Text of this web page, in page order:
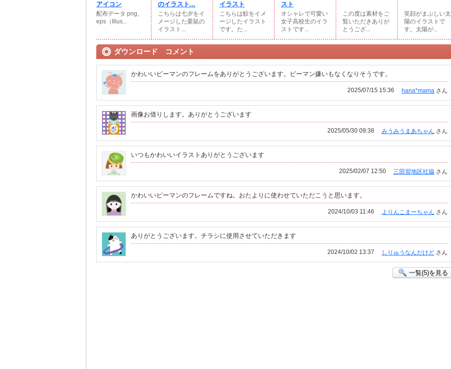
アイコン
配布データ png,
eps（Illus...
のイラスト...
こちらは七夕をイ
メージした栗鼠の
イラスト...
イラスト
こちらは鮫をイメ
ージしたイラスト
です。た...
スト
オシャレで可愛い
女子高校生のイラ
ストです...
この度は素材をご
覧いただきありが
とうござ...
笑顔がまぶしい太
陽のイラストで
す。太陽が...
ダウンロード コメント
かわいいピーマンのフレームをありがとうございます。ピーマン嫌いもなくなりそうです。
hana*mama さん
2025/07/15 15:36
画像お借りします。ありがとうございます
みうみうまあちゃん さん
2025/05/30 09:38
いつもかわいいイラストありがとうございます
三田習地区社協 さん
2025/02/07 12:50
かわいいピーマンのフレームですね。おたよりに使わせていただこうと思います。
よりんこまーちゃん さん
2024/10/03 11:46
ありがとうございます。チラシに使用させていただきます
しりゅうなんだけど さん
2024/10/02 13:37
一覧(5)を見る